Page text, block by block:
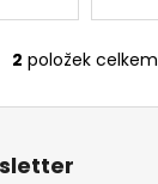
O
v
2 položek celkem